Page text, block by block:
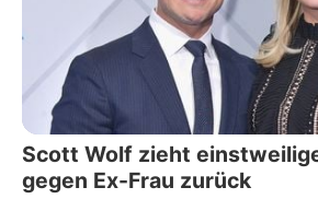
Scott Wolf zieht
gegen Ex-Frau zurück